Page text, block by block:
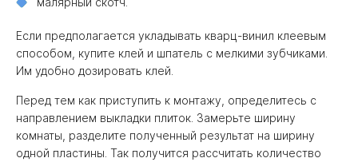
Если предполагается укладывать кварц-винил клеевым
способом, купите клей и шпатель с мелкими зубчиками.
Им удобно дозировать клей.
Перед тем как приступить к монтажу, определитесь с
направлением выкладки плиток. Замерьте ширину
комнаты, разделите полученный результат на ширину
одной пластины. Так получится рассчитать количество